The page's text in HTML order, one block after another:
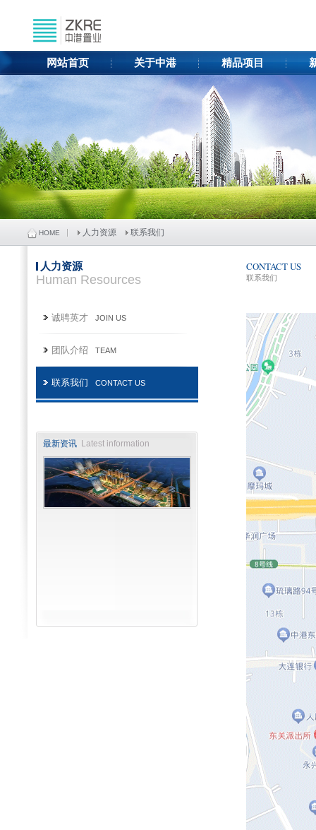
网站首页 关于中港 精品项目
HOME 人力资源 联系我们
人力资源
Human Resources
诚聘英才 JOIN US
团队介绍 TEAM
联系我们 CONTACT US
最新资讯 Latest information
CONTACT US
联系我们